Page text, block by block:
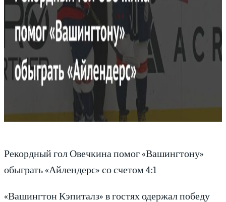
Рекордный гол Овечкина помог «Вашингтону»
обыграть «Айлендерс» со счетом 4:1
«Вашингтон Кэпиталз» в гостях одержал победу